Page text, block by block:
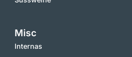
Misc
Internas